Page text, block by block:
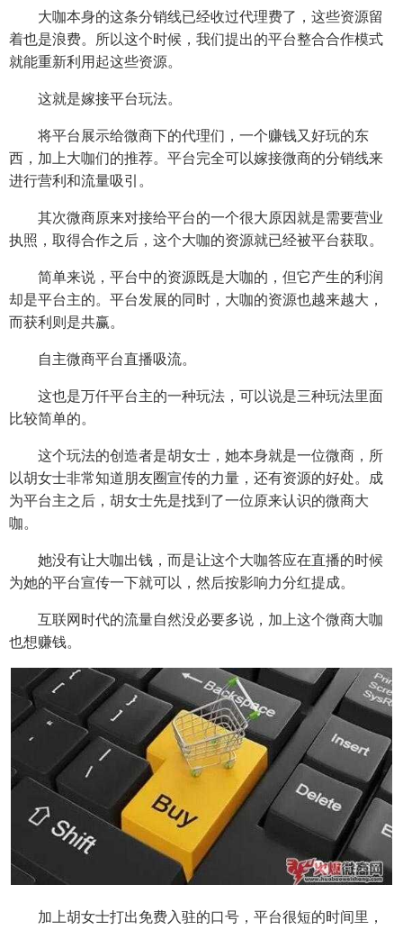
大咖本身的这条分销线已经收过代理费了，这些资源留
着也是浪费。所以这个时候，我们提出的平台整合合作模式
就能重新利用起这些资源。
这就是嫁接平台玩法。
将平台展示给微商下的代理们，一个赚钱又好玩的东
西，加上大咖们的推荐。平台完全可以嫁接微商的分销线来
进行营利和流量吸引。
其次微商原来对接给平台的一个很大原因就是需要营业
执照，取得合作之后，这个大咖的资源就已经被平台获取。
简单来说，平台中的资源既是大咖的，但它产生的利润
却是平台主的。平台发展的同时，大咖的资源也越来越大，
而获利则是共赢。
自主微商平台直播吸流。
这也是万仟平台主的一种玩法，可以说是三种玩法里面
比较简单的。
这个玩法的创造者是胡女士，她本身就是一位微商，所
以胡女士非常知道朋友圈宣传的力量，还有资源的好处。成
为平台主之后，胡女士先是找到了一位原来认识的微商大
咖。
她没有让大咖出钱，而是让这个大咖答应在直播的时候
为她的平台宣传一下就可以，然后按影响力分红提成。
互联网时代的流量自然没必要多说，加上这个微商大咖
也想赚钱。
加上胡女士打出免费入驻的口号，平台很短的时间里，